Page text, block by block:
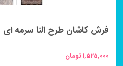
فرش کاشان طرح النا سرمه ای ۷۰۰ شانه
1,525,000تومان